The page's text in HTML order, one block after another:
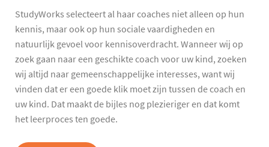
StudyWorks selecteert al haar coaches niet alleen op hun
kennis, maar ook op hun sociale vaardigheden en
natuurlijk gevoel voor kennisoverdracht. Wanneer wij op
zoek gaan naar een geschikte coach voor uw kind, zoeken
wij altijd naar gemeenschappelijke interesses, want wij
vinden dat er een goede klik moet zijn tussen de coach en
uw kind. Dat maakt de bijles nog plezieriger en dat komt
het leerproces ten goede.